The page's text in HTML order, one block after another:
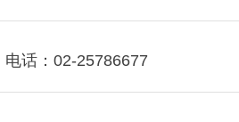
电话：02-25786677